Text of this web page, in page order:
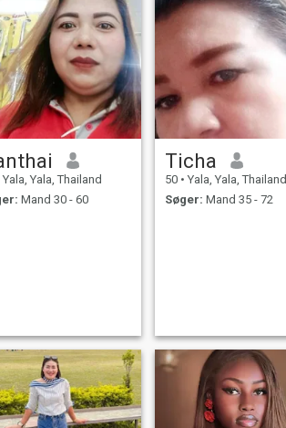
Yala, Yala, Thailand
Mand 30 - 60
Ticha
50 • Yala, Yala, Thailand
Søger: Mand 35 - 72